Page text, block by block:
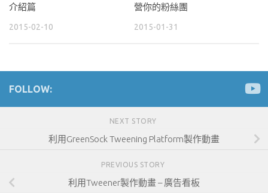
介紹篇
2015-02-10
營你的粉絲團
2015-01-31
FOLLOW:
NEXT STORY
利用GreenSock Tweening Platform製作動畫
PREVIOUS STORY
利用Tweener製作動畫 – 廣告看板